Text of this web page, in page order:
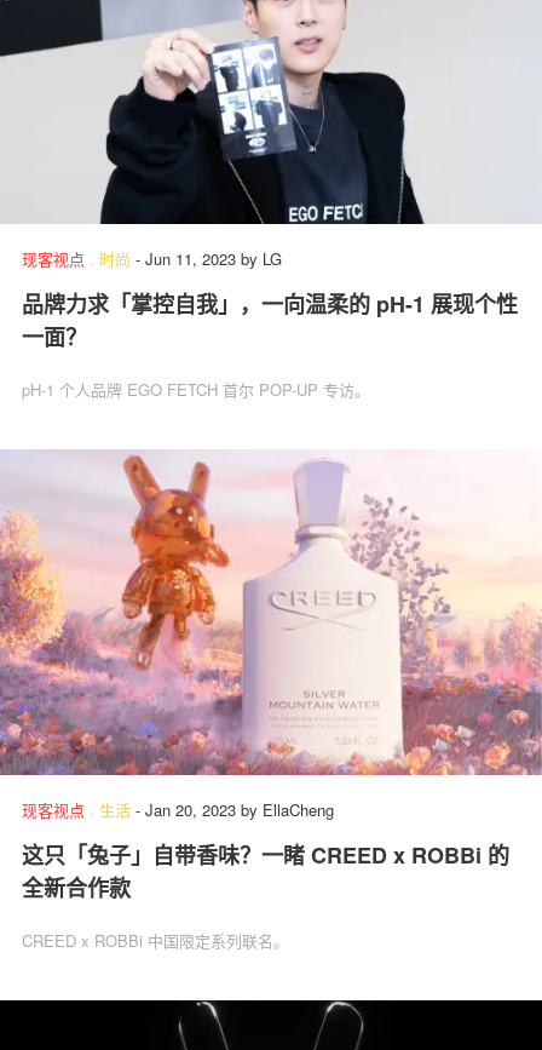
现客视点 . 时尚 - Jun 11, 2023 by LG
品牌力求「掌控自我」，一向温柔的 pH-1 展现个性
一面？
pH-1 个人品牌 EGO FETCH 首尔 POP-UP 专访。
现客视点 . 生活 - Jan 20, 2023 by EllaCheng
这只「兔子」自带香味？一睹 CREED x ROBBi 的
全新合作款
CREED x ROBBi 中国限定系列联名。